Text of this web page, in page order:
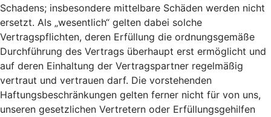
Schadens; insbesondere mittelbare Schäden werden nicht
ersetzt. Als „wesentlich“ gelten dabei solche
Vertragspflichten, deren Erfüllung die ordnungsgemäße
Durchführung des Vertrags überhaupt erst ermöglicht und
auf deren Einhaltung der Vertragspartner regelmäßig
vertraut und vertrauen darf. Die vorstehenden
Haftungsbeschränkungen gelten ferner nicht für von uns,
unseren gesetzlichen Vertretern oder Erfüllungsgehilfen